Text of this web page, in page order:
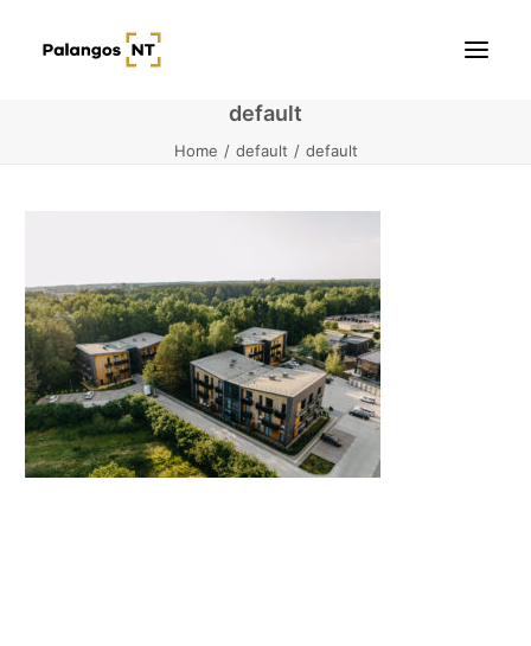
Žemės sklypai
Kontaktai
default
Home default default